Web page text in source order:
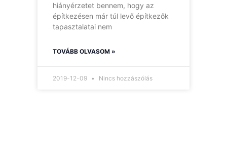
hiányérzetet bennem, hogy az
építkezésen már túl levő építkezők
tapasztalatai nem
TOVÁBB OLVASOM »
2019-12-09 Nincs hozzászólás